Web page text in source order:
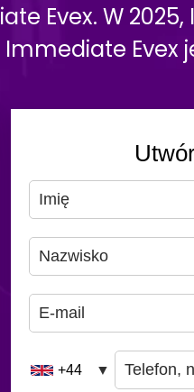
Evex. W 2025,
Evex